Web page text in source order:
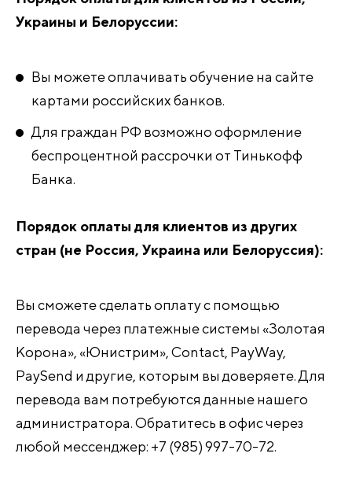
Украины и Белоруссии:
Вы можете оплачивать обучение на сайте
картами российских банков.
Для граждан РФ возможно оформление
беспроцентной рассрочки от Тинькофф
Банка.
Порядок оплаты для клиентов из других
стран (не Россия, Украина или Белоруссия):
Вы сможете сделать оплату с помощью
перевода через платежные системы «Золотая
Корона», «Юнистрим», Contact, PayWay,
PaySend и другие, которым вы доверяете. Для
перевода вам потребуются данные нашего
администратора. Обратитесь в офис через
любой мессенджер: +7 (985) 997-70-72.